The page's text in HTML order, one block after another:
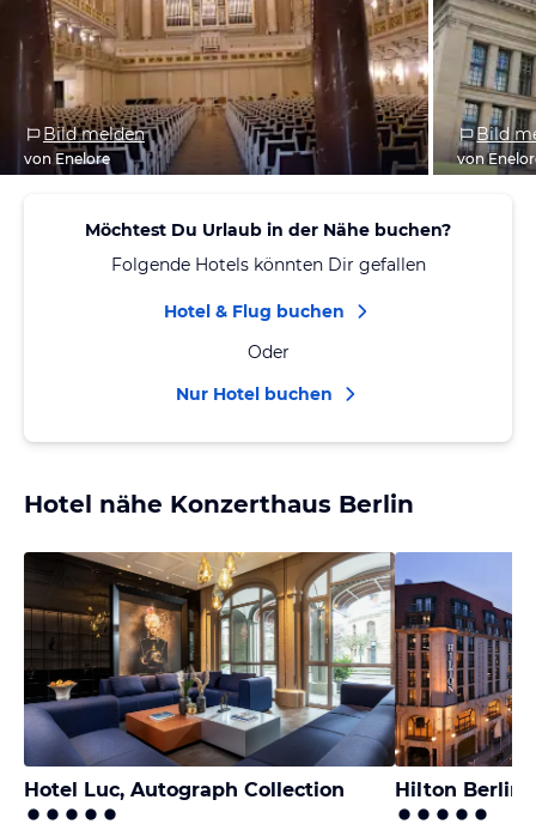
Bild melden
von Enelore
Bild
von
Möchtest Du Urlaub in der Nähe buchen?
Folgende Hotels könnten Dir gefallen
Hotel & Flug buchen
Oder
Nur Hotel buchen
Hotel nähe Konzerthaus Berlin
Hotel Luc, Autograph Collection Hilton Berlin